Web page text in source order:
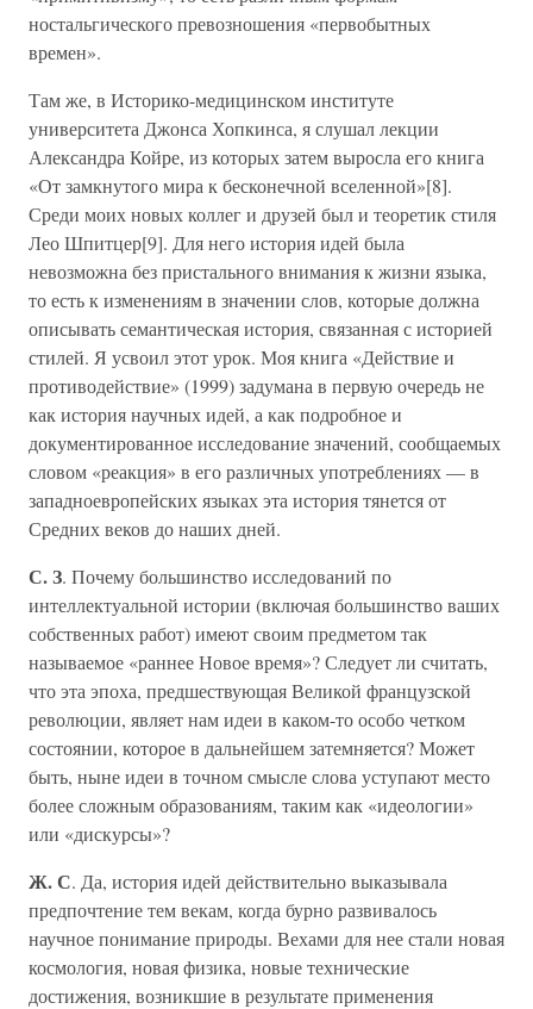
ностальгического превозношения «первобытных
времен».
Там же, в Историко-медицинском институте
университета Джонса Хопкинса, я слушал лекции
Александра Койре, из которых затем выросла его книга
«От замкнутого мира к бесконечной вселенной»[8].
Среди моих новых коллег и друзей был и теоретик стиля
Лео Шпитцер[9]. Для него история идей была
невозможна без пристального внимания к жизни языка,
то есть к изменениям в значении слов, которые должна
описывать семантическая история, связанная с историей
стилей. Я усвоил этот урок. Моя книга «Действие и
противодействие» (1999) задумана в первую очередь не
как история научных идей, а как подробное и
документированное исследование значений, сообщаемых
словом «реакция» в его различных употреблениях — в
западноевропейских языках эта история тянется от
Средних веков до наших дней.
С. З. Почему большинство исследований по
интеллектуальной истории (включая большинство ваших
собственных работ) имеют своим предметом так
называемое «раннее Новое время»? Следует ли считать,
что эта эпоха, предшествующая Великой французской
революции, являет нам идеи в каком-то особо четком
состоянии, которое в дальнейшем затемняется? Может
быть, ныне идеи в точном смысле слова уступают место
более сложным образованиям, таким как «идеологии»
или «дискурсы»?
Ж. С. Да, история идей действительно выказывала
предпочтение тем векам, когда бурно развивалось
научное понимание природы. Вехами для нее стали новая
космология, новая физика, новые технические
достижения, возникшие в результате применения